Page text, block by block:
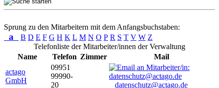
Sprung zu den Mitarbeitern mit dem Anfangsbuchstaben:
a B D E F G H K L M N O P R S T V W Z
Telefonliste der Mitarbeiter/innen der Verwaltung
Name
Telefon Zimmer
Mail
actago
GmbH
09951
99990-
20
datenschutz@actago.de